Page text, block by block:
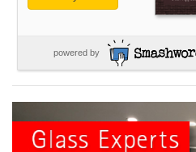
powered by